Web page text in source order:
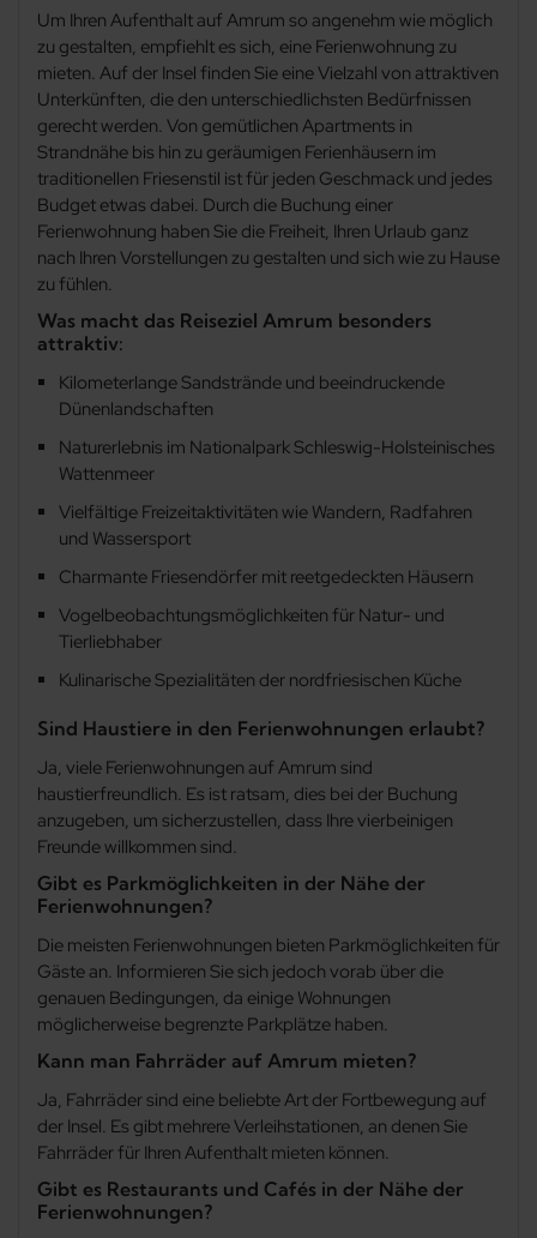
Um Ihren Aufenthalt auf Amrum so angenehm wie möglich
zu gestalten, empfiehlt es sich, eine Ferienwohnung zu
mieten. Auf der Insel finden Sie eine Vielzahl von attraktiven
Unterkünften, die den unterschiedlichsten Bedürfnissen
gerecht werden. Von gemütlichen Apartments in
Strandnähe bis hin zu geräumigen Ferienhäusern im
traditionellen Friesenstil ist für jeden Geschmack und jedes
Budget etwas dabei. Durch die Buchung einer
Ferienwohnung haben Sie die Freiheit, Ihren Urlaub ganz
nach Ihren Vorstellungen zu gestalten und sich wie zu Hause
zu fühlen.
Was macht das Reiseziel Amrum besonders
attraktiv:
Kilometerlange Sandstrände und beeindruckende
Dünenlandschaften
Naturerlebnis im Nationalpark Schleswig-Holsteinisches
Wattenmeer
Vielfältige Freizeitaktivitäten wie Wandern, Radfahren
und Wassersport
Charmante Friesendörfer mit reetgedeckten Häusern
Vogelbeobachtungsmöglichkeiten für Natur- und
Tierliebhaber
Kulinarische Spezialitäten der nordfriesischen Küche
Sind Haustiere in den Ferienwohnungen erlaubt?
Ja, viele Ferienwohnungen auf Amrum sind
haustierfreundlich. Es ist ratsam, dies bei der Buchung
anzugeben, um sicherzustellen, dass Ihre vierbeinigen
Freunde willkommen sind.
Gibt es Parkmöglichkeiten in der Nähe der
Ferienwohnungen?
Die meisten Ferienwohnungen bieten Parkmöglichkeiten für
Gäste an. Informieren Sie sich jedoch vorab über die
genauen Bedingungen, da einige Wohnungen
möglicherweise begrenzte Parkplätze haben.
Kann man Fahrräder auf Amrum mieten?
Ja, Fahrräder sind eine beliebte Art der Fortbewegung auf
der Insel. Es gibt mehrere Verleihstationen, an denen Sie
Fahrräder für Ihren Aufenthalt mieten können.
Gibt es Restaurants und Cafés in der Nähe der
Ferienwohnungen?